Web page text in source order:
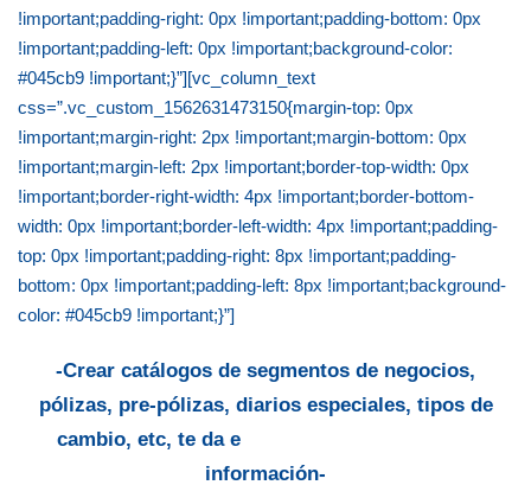
!important;padding-right: 0px !important;padding-bottom: 0px
!important;padding-left: 0px !important;background-color:
#045cb9 !important;}”][vc_column_text
css=”.vc_custom_1562631473150{margin-top: 0px
!important;margin-right: 2px !important;margin-bottom: 0px
!important;margin-left: 2px !important;border-top-width: 0px
!important;border-right-width: 4px !important;border-bottom-
width: 0px !important;border-left-width: 4px !important;padding-
top: 0px !important;padding-right: 8px !important;padding-
bottom: 0px !important;padding-left: 8px !important;background-
color: #045cb9 !important;}”]
-Crear catálogos de segmentos de negocios,
pólizas, pre-pólizas, diarios especiales, tipos de
cambio, etc, te da e
información-